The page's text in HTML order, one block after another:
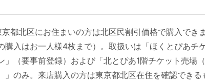
京都北区にお住まいの方は北区民割引価格で購入でき
購入はお一人様4枚まで）。取扱いは「ほくとぴあチ
」（要事前登録）および「北とぴあ1階チケット売場
」のみ。来店購入の方は東京都北区在住を確認できる